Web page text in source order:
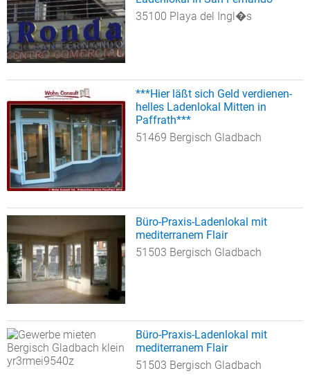
35100 Playa del Ingl�s
***Hier läßt sich Geld verdienen-
helles Ladenlokal Mitten in
Paffrath***
51469 Bergisch Gladbach
Büro-Praxis-Ladenlokal mit
mediterranem Flair
51503 Bergisch Gladbach
Büro-Praxis-Ladenlokal mit
mediterranem Flair
51503 Bergisch Gladbach